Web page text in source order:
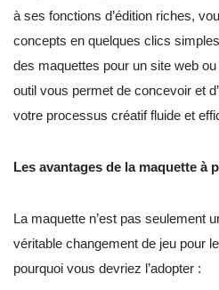
à ses fonctions d’édition riches,
concepts en quelques clics
des maquettes pour un site web
outil vous permet de concevoir et
votre processus créatif fluide et
Les avantages de la maquette à
La maquette n’est pas seulement
véritable changement de jeu pour
pourquoi vous devriez l’adopter :